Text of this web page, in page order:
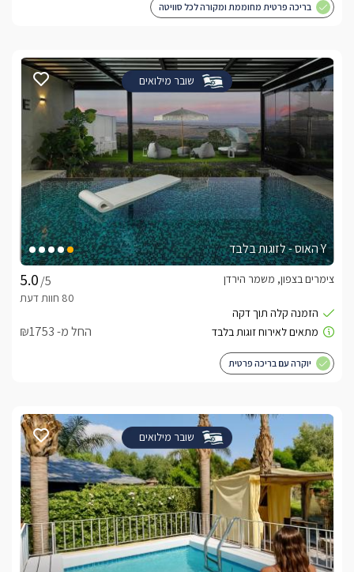
בריכה פרטית מחוממת ומקורה לכל סוויטה
שובר מילואים
Y האוס - לזוגות בלבד
/5
צימרים בצפון, משמר הירדן
החל מ- ₪1753
יוקרה עם בריכה פרטית
שובר מילואים